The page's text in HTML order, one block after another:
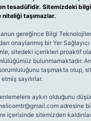
tesadüfidir. Sitemizdeki
taşımazlar.
gereğince Bilgi
onaylanmış bir Yer
sitedeki içerikleri proaktif
bulunmamaktadır.
taşımakta olup,
sayılırlar.
aykırı olduğunu
adresine
içerisinde sitemizden